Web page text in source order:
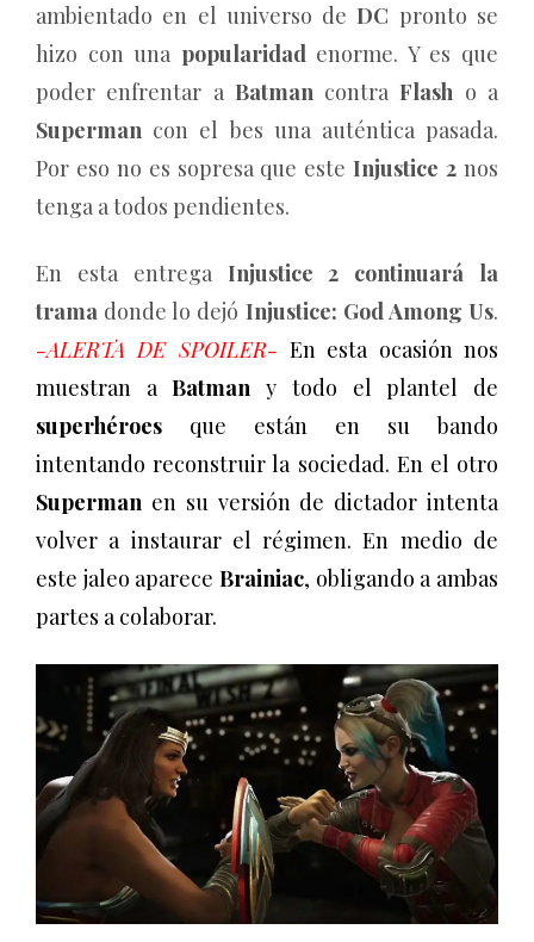
ambientado en el universo deDC pronto se
hizo con una popularidadenorme. Y es que
poder enfrentar a BatmancontraFlash o a
Superman con el bes una auténtica pasada.
Por eso no es sopresa que esteInjustice 2 nos
tenga a todos pendientes.
En esta entregaInjustice 2 continuará la
trama donde lo dejó Injustice: God Among Us.
-ALERTA DE SPOILER- En esta ocasión nos
muestran aBatman y todo el plantel de
superhéroes que están en su bando
intentando reconstruir la sociedad. En el otro
Superman en su versión de dictador intenta
volver a instaurar el régimen. En medio de
este jaleo aparece Brainiac, obligando a ambas
partes a colaborar.